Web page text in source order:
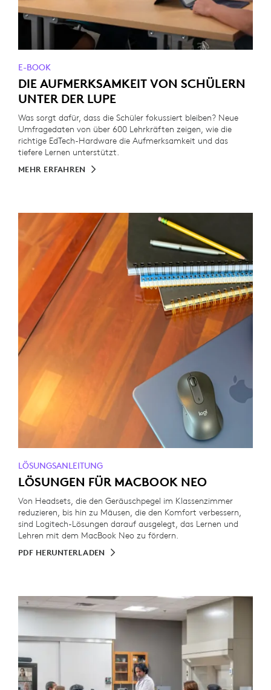
E-BOOK
DIE AUFMERKSAMKEIT VON SCHÜLERN
UNTER DER LUPE
Was sorgt dafür, dass die Schüler fokussiert bleiben? Neue
Umfragedaten von über 600 Lehrkräften zeigen, wie die
richtige EdTech-Hardware die Aufmerksamkeit und das
tiefere Lernen unterstützt.
MEHR ERFAHREN
LÖSUNGSANLEITUNG
LÖSUNGEN FÜR MACBOOK NEO
Von Headsets, die den Geräuschpegel im Klassenzimmer
reduzieren, bis hin zu Mäusen, die den Komfort verbessern,
sind Logitech-Lösungen darauf ausgelegt, das Lernen und
Lehren mit dem MacBook Neo zu fördern.
PDF HERUNTERLADEN